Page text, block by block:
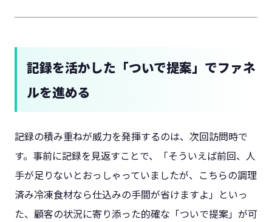
記録を活かした「ついで提案」でファネ
ルを進める
記録の積み重ねが威力を発揮するのは、次回訪問時で
す。事前に記録を見返すことで、「そういえば前回、人
手が足りないとおっしゃっていましたが、こちらの調理
済み冷凍食材なら仕込みの手間が省けますよ」といっ
た、顧客の状況に寄り添った的確な「ついで提案」が可